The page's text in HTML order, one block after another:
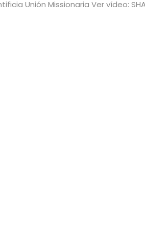
Unión Missionaria Ver vídeo: